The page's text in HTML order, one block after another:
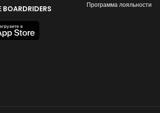
Программа лояльности